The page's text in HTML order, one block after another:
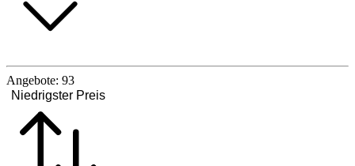
Angebote: 93
Niedrigster Preis